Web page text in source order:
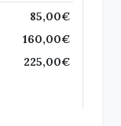
85,00€
160,00€
225,00€